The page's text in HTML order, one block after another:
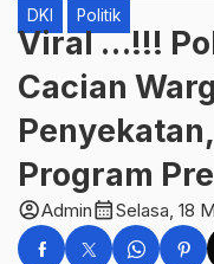
DKI Politik
Viral …!!!
Cacian
Program
account_circleAdmincalendar_monthSelasa, 18